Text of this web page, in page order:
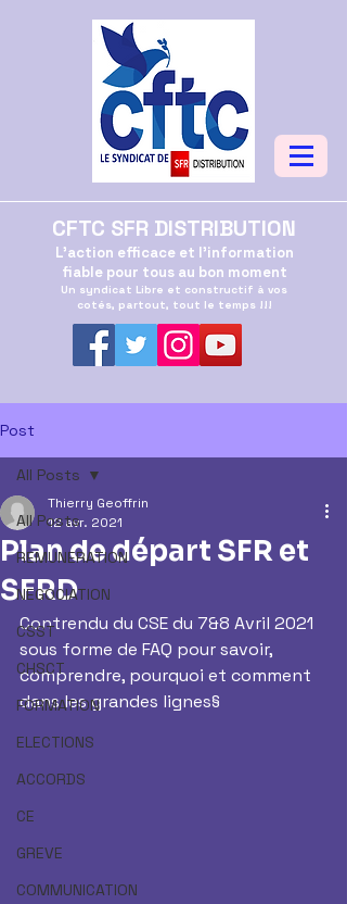
CFTC SFR DISTRIBUTION
L'action efficace et l'information
fiable pour tous au bon moment
Un syndicat Libre et constructif à vos
cotés, partout, tout le temps !!!
Post
All Posts
REMUNERATION
NEGOCIATION
CSST
CHSCT
FORMATION
ELECTIONS
ACCORDS
CE
GREVE
COMMUNICATION
All Posts
Plan de départ SFR et
SFRD
Thierry Geoffrin
12 avr. 2021
Contrendu du CSE du 7&8 Avril 2021
sous forme de FAQ pour savoir,
comprendre, pourquoi et comment
dans les grandes lignes§